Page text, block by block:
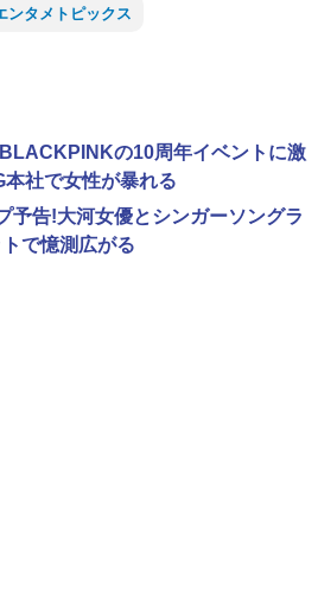
ンタメトピックス
の10周年イベントに激
社で女性が暴れる
予告!大河女優とシンガーソングラ
で憶測広がる